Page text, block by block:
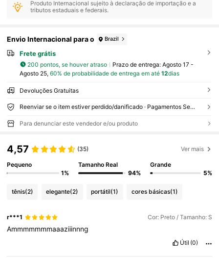
Produto Internacional sujeito à declaração de importação e a
tributos estaduais e federais.
Envio Internacional para o Brazil
Frete grátis
200 pontos, se houver atraso Prazo de entrega: Agosto 17 -
Agosto 25, 60% de probabilidade de entrega em até 12dias
Devoluções Gratuitas
Reenviar se o item estiver perdido/danificado · Pagamentos Seguros · Proteção de privacidade
Para denunciar este vendedor e/ou produto
4,57 (35) Ver mais
Pequeno
1%
Tamanho Real
94%
Grande
5%
tênis(2) elegante(2) portátil(1) cores básicas(1)
r***1 Cor: Preto / Tamanho: S
Ammmmmmmaaaziiinnng
Útil (0)